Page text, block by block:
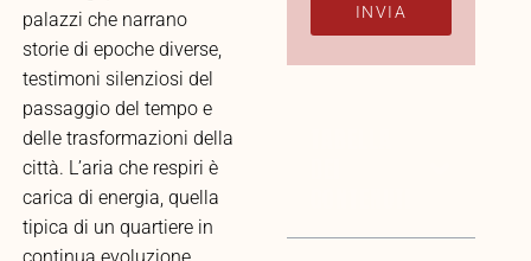
palazzi che narrano
storie di epoche diverse,
testimoni silenziosi del
passaggio del tempo e
delle trasformazioni della
città. L’aria che respiri è
carica di energia, quella
tipica di un quartiere in
INVIA